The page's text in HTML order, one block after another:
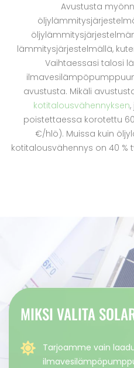
Avustusta
lämmitysjärjestelmällä,
Vaihtaessasi talosi
avustusta. Mikäli
kotitalousvähennyksen
poistettaessa korotettu
€/hlö). Muissa kuin
kotitalousvähennys on 40
MIKSI VALITA
Tarjoamme vain